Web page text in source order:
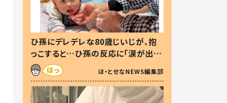
ひ孫にデレデレな80歳じいじが、抱
っこすると…ひ孫の反応に「涙が出ま
した」「可愛くて仕方ない」
ほ・とせなNEWS編集部